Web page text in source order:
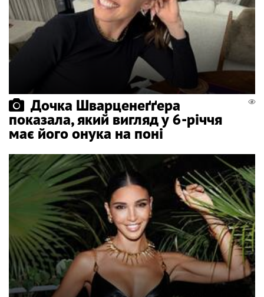
Дочка Шварценеґґера
показала, який вигляд у 6-річчя
має його онука на поні